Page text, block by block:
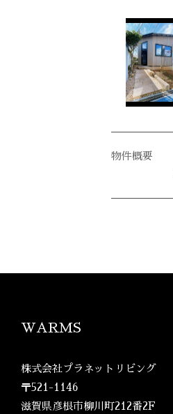
WARMS
株式会社プラネットリビング
〒521-1146
滋賀県彦根市柳川町212番2F